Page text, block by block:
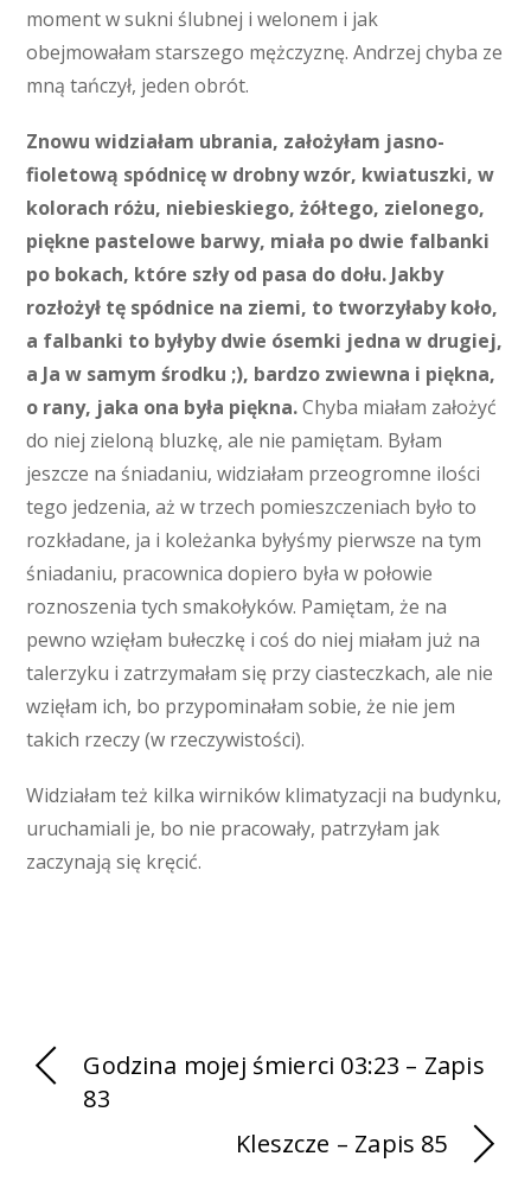
moment w sukni ślubnej i welonem i jak
obejmowałam starszego mężczyznę. Andrzej chyba ze
mną tańczył, jeden obrót.
Znowu widziałam ubrania, założyłam jasno-
fioletową spódnicę w drobny wzór, kwiatuszki, w
kolorach różu, niebieskiego, żółtego, zielonego,
piękne pastelowe barwy, miała po dwie falbanki
po bokach, które szły od pasa do dołu. Jakby
rozłożył tę spódnice na ziemi, to tworzyłaby koło,
a falbanki to byłyby dwie ósemki jedna w drugiej,
a Ja w samym środku ;), bardzo zwiewna i piękna,
o rany, jaka ona była piękna.Chyba miałam założyć
do niej zieloną bluzkę, ale nie pamiętam. Byłam
jeszcze na śniadaniu, widziałam przeogromne ilości
tego jedzenia, aż w trzech pomieszczeniach było to
rozkładane, ja i koleżanka byłyśmy pierwsze na tym
śniadaniu, pracownica dopiero była w połowie
roznoszenia tych smakołyków. Pamiętam, że na
pewno wzięłam bułeczkę i coś do niej miałam już na
talerzyku i zatrzymałam się przy ciasteczkach, ale nie
wzięłam ich, bo przypominałam sobie, że nie jem
takich rzeczy (w rzeczywistości).
Widziałam też kilka wirników klimatyzacji na budynku,
uruchamiali je, bo nie pracowały, patrzyłam jak
zaczynają się kręcić.
Godzina mojej śmierci 03:23 – Zapis
83
Kleszcze – Zapis 85